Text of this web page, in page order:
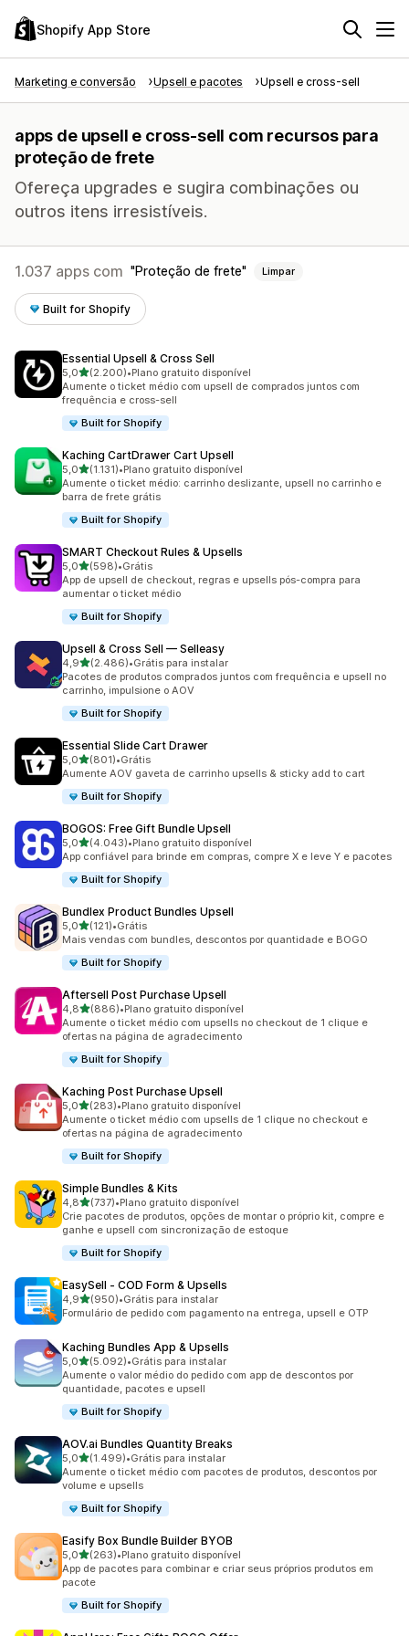
Shopify App Store
Marketing e conversão Upsell e pacotes Upsell e cross-sell
apps de upsell e cross-sell com recursos para
proteção de frete
Ofereça upgrades e sugira combinações ou
outros itens irresistíveis.
1.037 apps com Proteção de frete Limpar
Built for Shopify
Essential Upsell & Cross Sell
5,0de 5 estrelas
(2.200)
2200 avaliações ao todo
•Plano gratuito disponível
Aumente o ticket médio com upsell de comprados juntos com
frequência e cross-sell
Built for Shopify
Kaching CartDrawer Cart Upsell
5,0de 5 estrelas
(1.131)
1131 avaliações ao todo
•Plano gratuito disponível
Aumente o ticket médio: carrinho deslizante, upsell no carrinho e
barra de frete grátis
Built for Shopify
SMART Checkout Rules & Upsells
5,0de 5 estrelas
(598)
598 avaliações ao todo
•Grátis
App de upsell de checkout, regras e upsells pós-compra para
aumentar o ticket médio
Built for Shopify
Upsell & Cross Sell — Selleasy
4,9de 5 estrelas
(2.486)
2486 avaliações ao todo
•Grátis para instalar
Pacotes de produtos comprados juntos com frequência e upsell no
carrinho, impulsione o AOV
Built for Shopify
Essential Slide Cart Drawer
5,0de 5 estrelas
(801)
801 avaliações ao todo
•Grátis
Aumente AOV gaveta de carrinho upsells & sticky add to cart
Built for Shopify
BOGOS: Free Gift Bundle Upsell
5,0de 5 estrelas
(4.043)
4043 avaliações ao todo
•Plano gratuito disponível
App confiável para brinde em compras, compre X e leve Y e pacotes
Built for Shopify
Bundlex Product Bundles Upsell
5,0de 5 estrelas
(121)
121 avaliações ao todo
•Grátis
Mais vendas com bundles, descontos por quantidade e BOGO
Built for Shopify
Aftersell Post Purchase Upsell
4,8de 5 estrelas
(886)
886 avaliações ao todo
•Plano gratuito disponível
Aumente o ticket médio com upsells no checkout de 1 clique e
ofertas na página de agradecimento
Built for Shopify
Kaching Post Purchase Upsell
5,0de 5 estrelas
(283)
283 avaliações ao todo
•Plano gratuito disponível
Aumente o ticket médio com upsells de 1 clique no checkout e
ofertas na página de agradecimento
Built for Shopify
Simple Bundles & Kits
4,8de 5 estrelas
(737)
737 avaliações ao todo
•Plano gratuito disponível
Crie pacotes de produtos, opções de montar o próprio kit, compre e
ganhe e upsell com sincronização de estoque
Built for Shopify
EasySell ‑ COD Form & Upsells
4,9de 5 estrelas
(950)
950 avaliações ao todo
•Grátis para instalar
Formulário de pedido com pagamento na entrega, upsell e OTP
Kaching Bundles App & Upsells
5,0de 5 estrelas
(5.092)
5092 avaliações ao todo
•Grátis para instalar
Aumente o valor médio do pedido com app de descontos por
quantidade, pacotes e upsell
Built for Shopify
AOV.ai Bundles Quantity Breaks
5,0de 5 estrelas
(1.499)
1499 avaliações ao todo
•Grátis para instalar
Aumente o ticket médio com pacotes de produtos, descontos por
volume e upsells
Built for Shopify
Easify Box Bundle Builder BYOB
5,0de 5 estrelas
(263)
263 avaliações ao todo
•Plano gratuito disponível
App de pacotes para combinar e criar seus próprios produtos em
pacote
Built for Shopify